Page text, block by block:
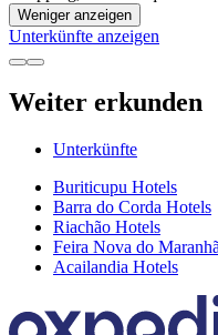
Weniger anzeigen
Unterkünfte anzeigen
Weiter erkunden
Unterkünfte
Buriticupu Hotels
Barra do Corda Hotels
Riachão Hotels
Feira Nova do
Acailandia Hotels